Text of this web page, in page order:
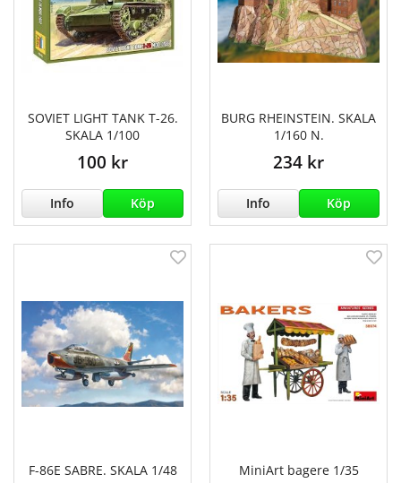
SOVIET LIGHT TANK T-26.
SKALA 1/100
100 kr
Info Köp
BURG RHEINSTEIN. SKALA
1/160 N.
234 kr
Info Köp
F-86E SABRE. SKALA 1/48 MiniArt bagere 1/35